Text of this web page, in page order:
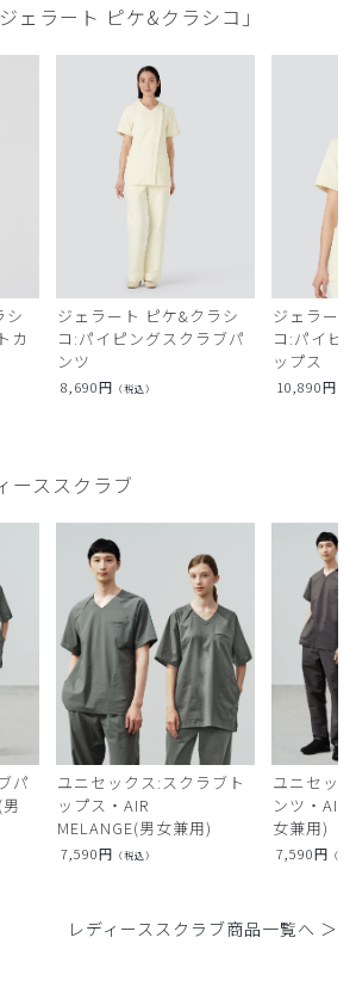
ェラート ピケ&クラシコ」
シ
カ
ジェラート ピケ&クラシ
コ:パイピングスクラブパ
ンツ
8,690円 （税込）
ジェラー
コ:パイピ
ップス
10,890円
ーススクラブ
パ
ユニセックス:スクラブト
ップス・AIR
MELANGE(男女兼用)
7,590円 （税込）
ユニセッ
ンツ・AIR
女兼用)
7,590円 （税
レディーススクラブ商品一覧へ ＞